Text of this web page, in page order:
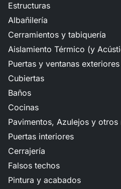
Estructuras
Albañilería
Cerramientos y tabiquería
Aislamiento Térmico (y
Puertas y ventanas exteriores
Cubiertas
Baños
Cocinas
Pavimentos, Azulejos y otros
Puertas interiores
Cerrajería
Falsos techos
Pintura y acabados